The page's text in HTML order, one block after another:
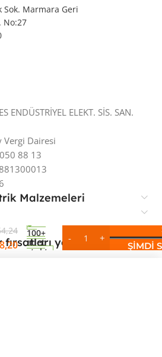
Sok. Marmara Geri
No:27
ENDÜSTRİYEL ELEKT. SİS. SAN.
Vergi Dairesi
88 13
Malzemeleri
fırsatları yakala
100+
adet
stokta
ŞIMDI